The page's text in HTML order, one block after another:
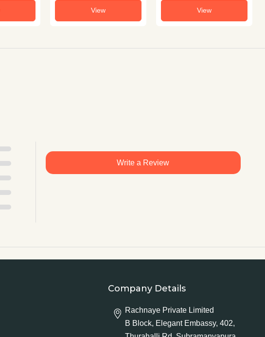
View View
Write a Review
Company Details
Rachnaye Private Limited
B Block, Elegant Embassy, 402,